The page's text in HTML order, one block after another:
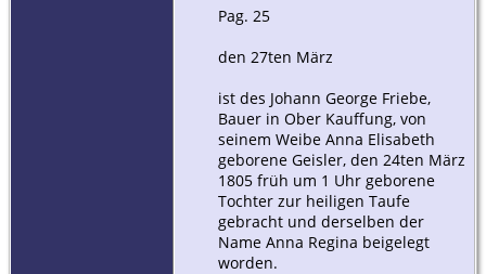
Pag. 25
den 27ten März
ist des Johann George Friebe,
Bauer in Ober Kauffung, von
seinem Weibe Anna Elisabeth
geborene Geisler, den 24ten März
1805 früh um 1 Uhr geborene
Tochter zur heiligen Taufe
gebracht und derselben der
Name Anna Regina beigelegt
worden.